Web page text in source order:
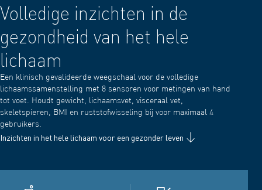
Volledige inzichten in de
gezondheid van het hele
lichaam
Een klinisch gevalideerde weegschaal voor de volledige
lichaamssamenstelling met 8 sensoren voor metingen van hand
tot voet. Houdt gewicht, lichaamsvet, visceraal vet,
skeletspieren, BMI en ruststofwisseling bij voor maximaal 4
gebruikers.
Inzichten in het hele lichaam voor een gezonder leven